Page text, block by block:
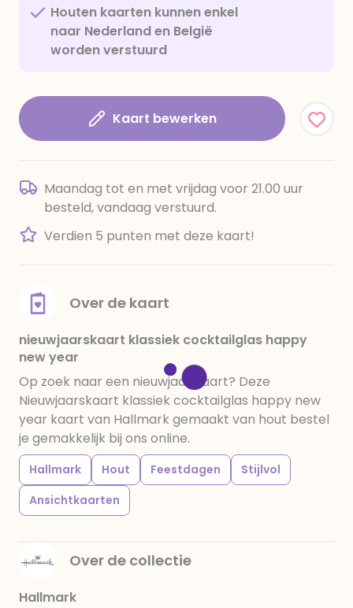
Houten kaarten kunnen enkel
naar Nederland en België
worden verstuurd
Kaart bewerken
Maandag tot en met vrijdag voor 21.00 uur
besteld, vandaag verstuurd.
Verdien 5 punten met deze kaart!
Over de kaart
nieuwjaarskaart klassiek cocktailglas happy
new year
Op zoek naar een nieuwjaar kaart? Deze
Nieuwjaarskaart klassiek cocktailglas happy new
year kaart van Hallmark gemaakt van hout bestel
je gemakkelijk bij ons online.
Hallmark Hout Feestdagen
Stijlvol
Ansichtkaarten
Over de collectie
Hallmark